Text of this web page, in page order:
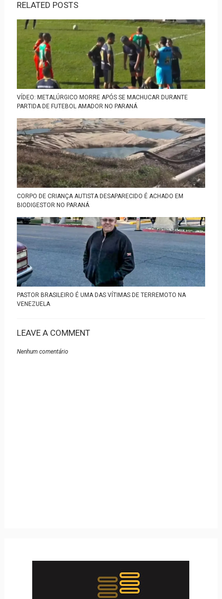
RELATED POSTS
VÍDEO: METALÚRGICO MORRE APÓS SE MACHUCAR DURANTE
PARTIDA DE FUTEBOL AMADOR NO PARANÁ
CORPO DE CRIANÇA AUTISTA DESAPARECIDO É ACHADO EM
BIODIGESTOR NO PARANÁ
PASTOR BRASILEIRO É UMA DAS VÍTIMAS DE TERREMOTO NA
VENEZUELA
LEAVE A COMMENT
Nenhum comentário